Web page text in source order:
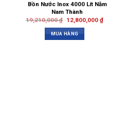
Bồn Nước Inox 4000 Lít Nằm
Nam Thành
19,210,000₫ 12,800,000 ₫
MUA HÀNG